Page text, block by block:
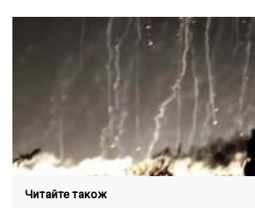
Читайте також